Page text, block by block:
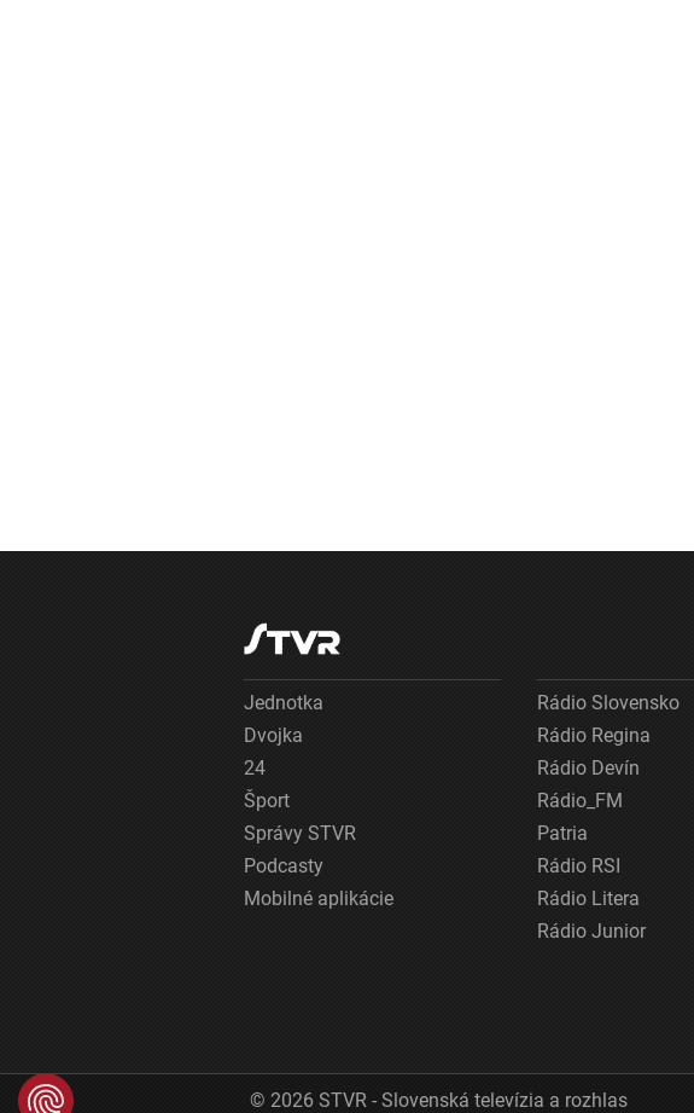
Jednotka
Dvojka
24
Šport
Správy STVR
Podcasty
Mobilné aplikácie
Rádio Slovensko
Rádio Regina
Rádio Devín
Rádio_FM
Patria
Rádio RSI
Rádio Litera
Rádio Junior
© 2026 STVR - Slovenská televízia a rozhlas